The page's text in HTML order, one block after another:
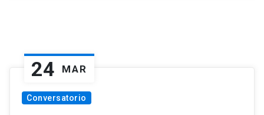
24 MAR
Conversatorio